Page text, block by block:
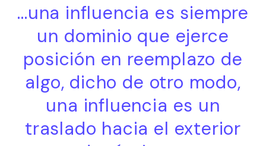
…una influencia es siempre
un dominio que ejerce
posición en reemplazo de
algo, dicho de otro modo,
una influencia es un
traslado hacia el exterior